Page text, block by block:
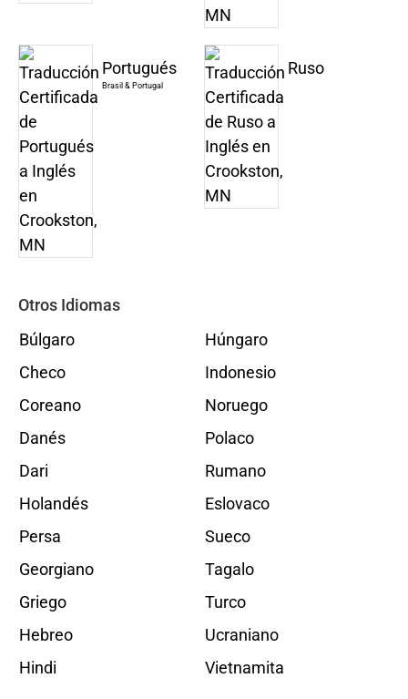
Portugués
Brasil & Portugal
Ruso
Otros Idiomas
Búlgaro
Checo
Coreano
Danés
Dari
Holandés
Persa
Georgiano
Griego
Hebreo
Hindi
Húngaro
Indonesio
Noruego
Polaco
Rumano
Eslovaco
Sueco
Tagalo
Turco
Ucraniano
Vietnamita